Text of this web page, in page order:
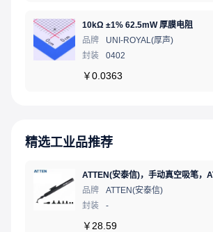
10kΩ ±1% 62.5mW 厚膜电阻
品牌
UNI-ROYAL(厚声)
封装
0402
￥0.0363
精选工业品推荐
ATTEN(安泰信)，手动真空吸笔，
品牌
ATTEN(安泰信)
封装
-
￥ 28.59